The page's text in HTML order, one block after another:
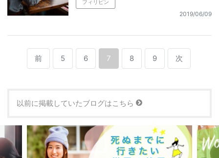
フィリピン
2019/06/09
前 5 6 7 8 9 次
以前に掲載していたブログはこちら